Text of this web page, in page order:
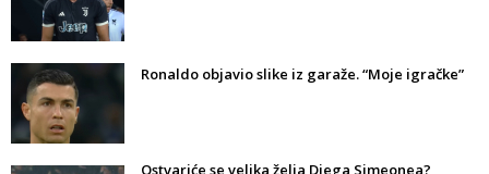
Ronaldo objavio slike iz garaže. “Moje igračke”
Ostvariće se velika želja Diega Simeonea?